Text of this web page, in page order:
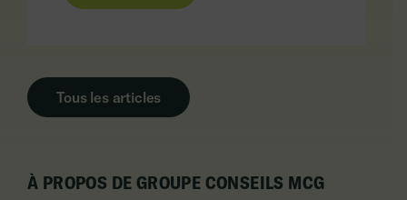
Tous les articles
À PROPOS DE GROUPE CONSEILS MCG